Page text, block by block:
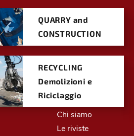
QUARRY and
CONSTRUCTION
RECYCLING
Demolizioni e
Riciclaggio
Chi siamo
Le riviste